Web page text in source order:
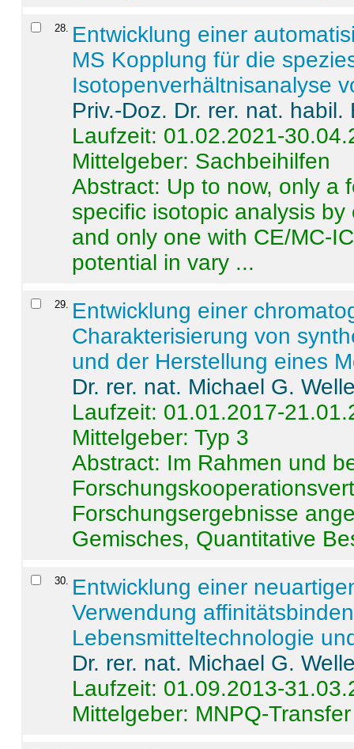
28. Entwicklung einer
MS Kopplung für die
Isotopenverhältnisanalyse
Priv.-Doz. Dr. rer. nat.
Laufzeit: 01.02.2021-
Mittelgeber: Sachbeihilfen
Abstract: Up to now, only a
specific isotopic analysis
and only one with CE/MC-
potential in vary ...
29. Entwicklung einer
Charakterisierung von
und der Herstellung eines
Dr. rer. nat. Michael G.
Laufzeit: 01.01.2017-
Mittelgeber: Typ 3
Abstract: Im Rahmen und
Forschungsergebnisse
Gemisches, Quantitative
30. Entwicklung einer
Verwendung
Lebensmitteltechnologie
Dr. rer. nat. Michael G.
Laufzeit: 01.09.2013-
Mittelgeber: MNPQ-Transfer